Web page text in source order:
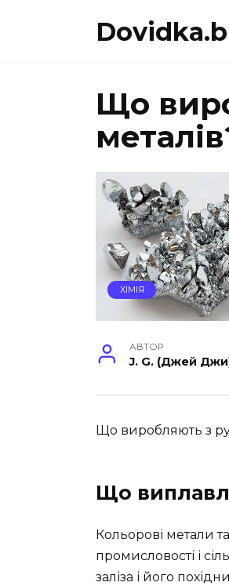
Що
ХІМІЯ
АВТОР
J. G. (Джей
Що виробляють з
Що
Кольорові метали
промисловості і
заліза і його